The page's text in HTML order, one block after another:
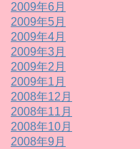
2009年6月
2009年5月
2009年4月
2009年3月
2009年2月
2009年1月
2008年12月
2008年11月
2008年10月
2008年9月